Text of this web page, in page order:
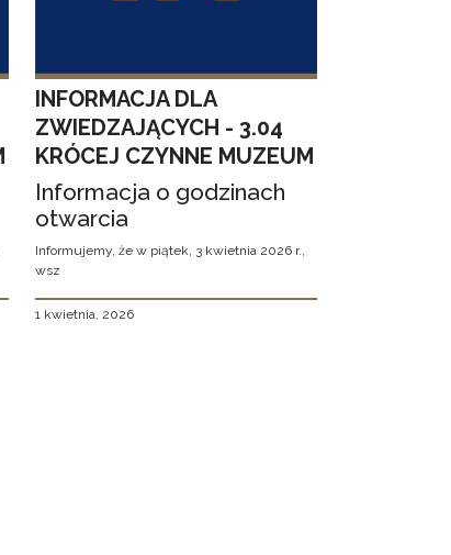
INFORMACJA DLA
ZWIEDZAJĄCYCH - 3.04
KRÓCEJ CZYNNE MUZEUM
Informacja o godzinach
otwarcia
Informujemy, że w piątek, 3 kwietnia 2026 r.,
wsz
1 kwietnia, 2026